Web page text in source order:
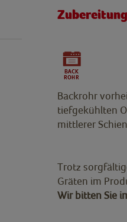
Zubereitung
Backrohr
tiefgekühlten
mittlerer
Trotz
Gräten im
Wir bitten Sie